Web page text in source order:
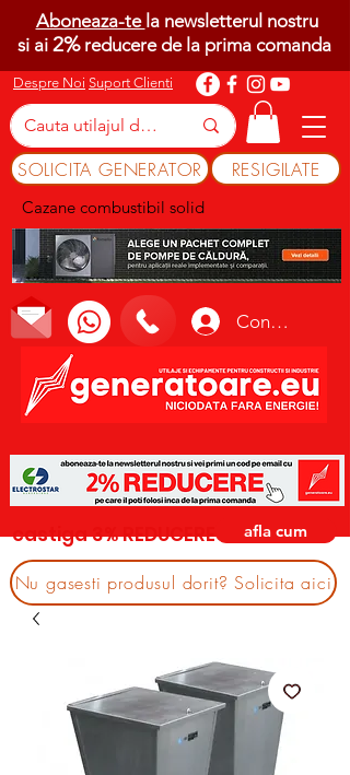
Despre Noi Suport Clienti
SOLICITA GENERATOR RESIGILATE
Cazane combustibil solid
Conectează-te
Aboneaza-te la newsletterul nostru
si ai 2%reducere de la prima comanda
castiga 3% REDUCERE afla cum
Nu gasesti produsul dorit? Solicita aici